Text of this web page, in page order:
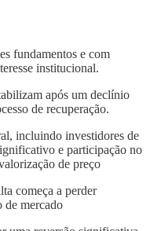
fundamentos e com
institucional.
após um declínio
de recuperação.
incluindo investidores de
e participação no
de preço
começa a perder
de mercado